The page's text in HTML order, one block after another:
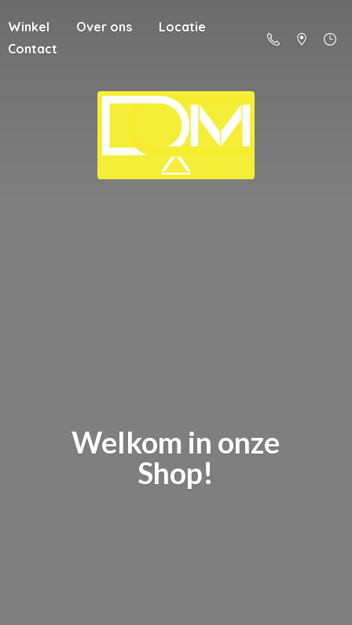
Winkel Over ons
Locatie
Contact
Welkom in onze
Shop!